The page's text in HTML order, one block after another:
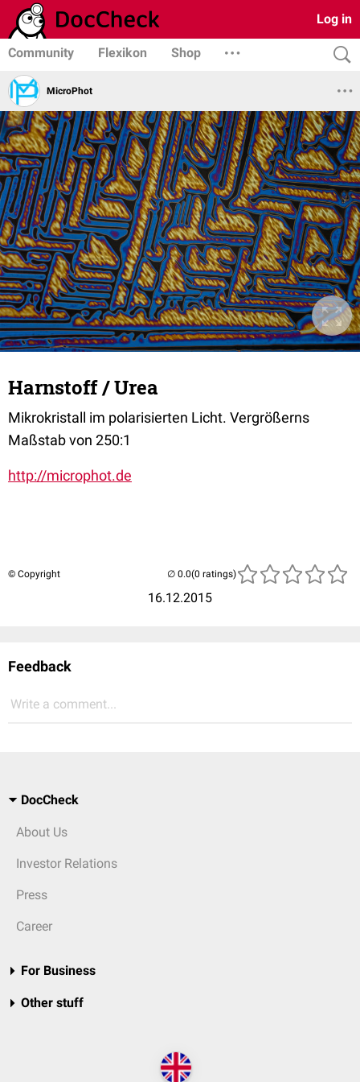
Log in
Community Flexikon Shop
MicroPhot
Harnstoff / Urea
Mikrokristall im polarisierten Licht. Vergrößerns
Maßstab von 250:1
http://microphot.de
© Copyright
16.12.2015
(0 ratings)
Feedback
Write a comment...
DocCheck
About Us
Investor Relations
Press
Career
For Business
Other stuff